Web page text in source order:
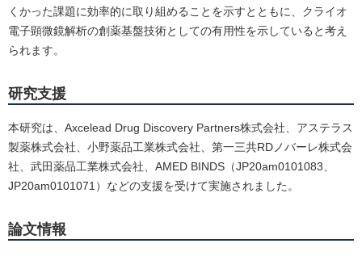
くかった課題に効率的に取り組めることを示すとともに、クライオ
電子顕微鏡解析の創薬基盤技術としての有用性を示していると考え
られます。
研究支援
本研究は、Axcelead Drug Discovery Partners株式会社、アステラス
製薬株式会社、小野薬品工業株式会社、第一三共RDノバーレ株式会
社、武田薬品工業株式会社、AMED BINDS（JP20am0101083、
JP20am0101071）などの支援を受けて実施されました。
論文情報